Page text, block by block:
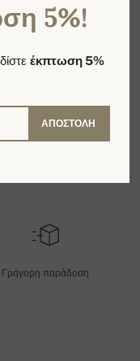
Γρήγορη παράδοση
5%!
έκπτωση 5%
ΑΠΟΣΤΟΛΉ